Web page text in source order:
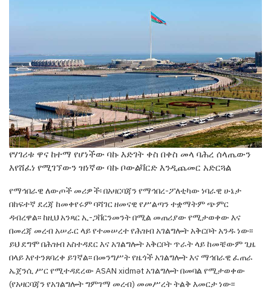
የሃገሪቱ ዋና ከተማ የሆነችው ባኩ እድገት ቀስ በቀስ መላ ባሕረ ሰላጤውን
እየሸፈነ የሚገኘውን ዝነኛው ባኩ ቦውልቫርድ እንዲጨመር አድርጓል
የማኅበራዊ ለውጦች መሪዎች፡በአዛርባጃን የማኅበረ-ፖለቲካው ነባራዊ ሁኔታ
በከፍተኛ ደረጃ ከመቀየሩም ባሻገርዘመናዊ የሥልጣን ተቋማትም ጭምር
ዳብረዋል፡፡ ከዚህአንጻር ኢ-ጋቨርንመንት በሚል መጠሪያው የሚታወቀው እና
በመረጃ መረብ አሠራር ላይ የተመሠረተ የሕዝብ አገልግሎትአቅርቦት አንዱ ነው፡፡
ይህ ደግሞ በሕዝብ አስተዳደር እናአገልግሎት አቅርቦት ጥራት ላይ ከመቼውም ጊዜ
በላይእየተንጸባረቀ ይገኛል፡፡በመንግሥት የዜጎች አገልግሎትእና ማኅበራዊ ፈጠራ
ኤጀንሲ ሥር የሚተዳደረውASAN xidmətአገልግሎት በመባል የሚታወቀው
(የአዛርባጃንየአገልግሎት ግምገማ መረብ) መመሥረት ትልቅ እመርታነው፡፡